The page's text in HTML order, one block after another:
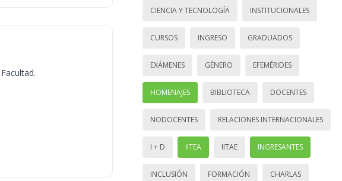
CIENCIA Y TECNOLOGÍA INSTITUCIONALES
CURSOS INGRESO GRADUADOS
EXÁMENES GÉNERO EFEMÉRIDES
HOMENAJES BIBLIOTECA DOCENTES
NODOCENTES RELACIONES INTERNACIONALES
I + D IITEA IITAE INGRESANTES
INCLUSIÓN FORMACIÓN CHARLAS